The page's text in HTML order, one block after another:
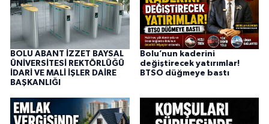
BOLU ABANT İZZET BAYSAL
ÜNİVERSİTESİ REKTÖRLÜĞÜ
İDARİ VE MALİ İŞLER DAİRE
BAŞKANLIĞI
Bolu’nun kaderini
değiştirecek yatırımlar!
BTSO düğmeye bastı